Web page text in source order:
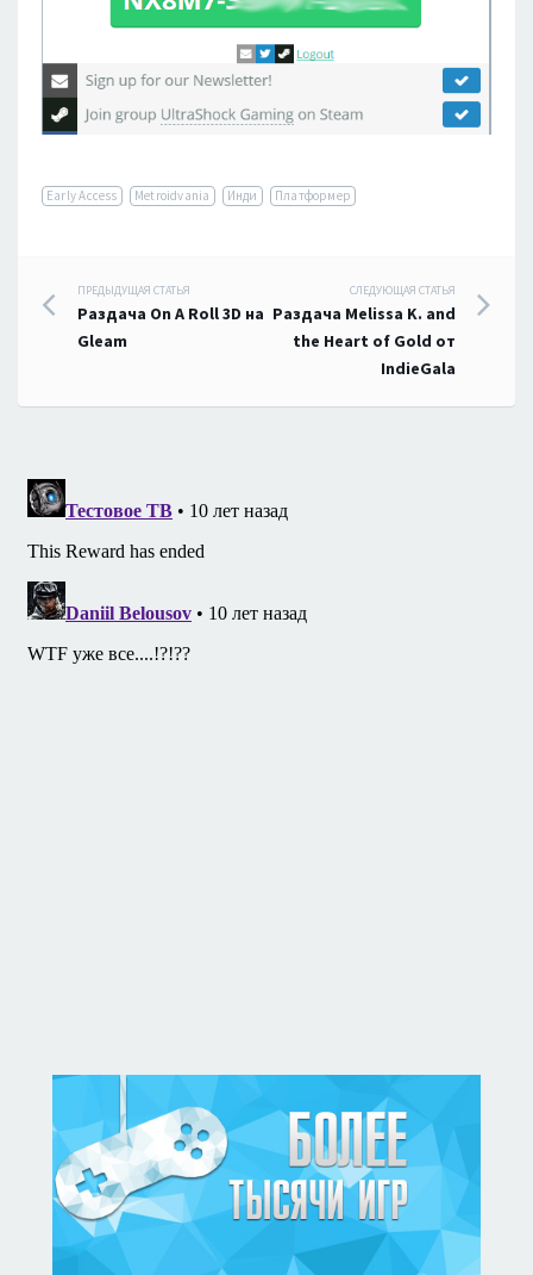
Early Access Metroidvania Инди Платформер
Навигация
по
записям
ПРЕДЫДУЩАЯ СТАТЬЯ
Раздача On A Roll 3D на
Gleam
СЛЕДУЮЩАЯ СТАТЬЯ
Раздача Melissa K. and
the Heart of Gold от
IndieGala